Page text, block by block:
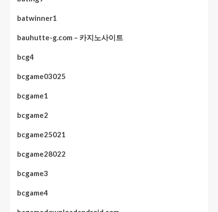
batwinner1
bauhutte-g.com – 카지노사이트
bcg4
bcgame03025
bcgame1
bcgame2
bcgame25021
bcgame28022
bcgame3
bcgame4